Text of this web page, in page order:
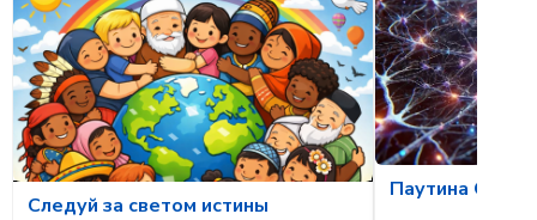
Следуй за светом истины
Паутина